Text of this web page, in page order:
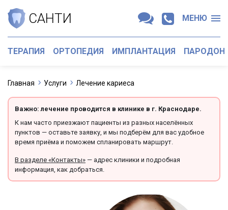
САНТИ МЕНЮ
ТЕРАПИЯ ОРТОПЕДИЯ ИМПЛАНТАЦИЯ
Главная Услуги Лечение кариеса
Важно: лечение проводится в клинике в г. Краснодаре.
К нам часто приезжают пациенты из разных населённых
пунктов — оставьте заявку, и мы подберём для вас удобное
время приёма и поможем спланировать маршрут.
В разделе «Контакты» — адрес клиники и подробная
информация, как добраться.